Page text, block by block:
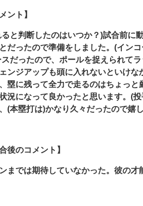
ント】
と判断したのはいつか？)試合前に
だったので準備をしました。(イン
だったので、ポールを捉えられて
ンジアップも頭に入れないといけ
塁に残って全力で走るのはちょっ
況になって良かったと思います。(投
(本塁打は)かなり久々だったので嬉
後のコメント】
では期待していなかった。彼の才